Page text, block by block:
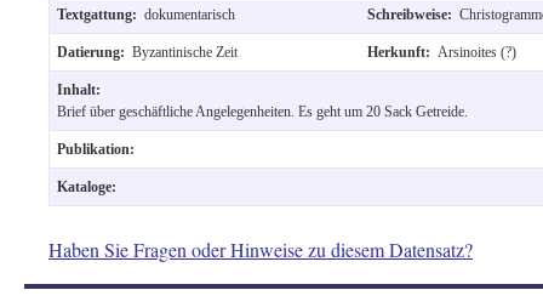
Textgattung: dokumentarisch Schreibweise:
Datierung: Byzantinische Zeit Herkunft: Arsinoites (?)
Inhalt:
Brief über geschäftliche Angelegenheiten. Es geht um 20 Sack Getreide.
Publikation:
Kataloge:
Haben Sie Fragen oder Hinweise zu diesem Datensatz?